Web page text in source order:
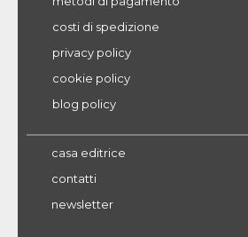
costi di spedizione
privacy policy
cookie policy
blog policy
casa editrice
contatti
newsletter